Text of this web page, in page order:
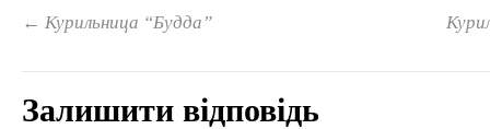
← Курильница “Будда”
Залишити відповідь